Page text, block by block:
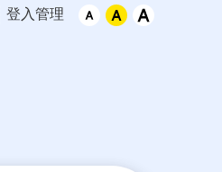
登入管理